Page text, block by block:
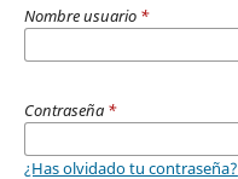
Nombre usuario *
Contraseña *
¿Has olvidado tu contraseña?